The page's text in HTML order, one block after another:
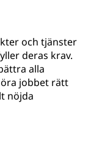
och tjänster
deras krav.
alla
jobbet rätt
nöjda